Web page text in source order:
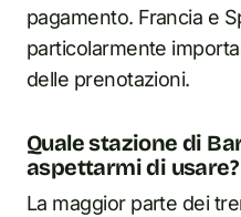
pagamento. Francia e
particolarmente
delle prenotazioni.
Quale stazione di
aspettarmi di usare?
La maggior parte dei